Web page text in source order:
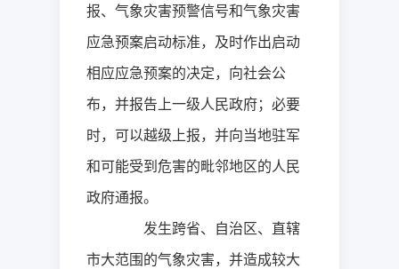
报、气象灾害预警信号和气象灾害
应急预案启动标准，及时作出启动
相应应急预案的决定，向社会公
布，并报告上一级人民政府；必要
时，可以越级上报，并向当地驻军
和可能受到危害的毗邻地区的人民
政府通报。
发生跨省、自治区、直辖
市大范围的气象灾害，并造成较大